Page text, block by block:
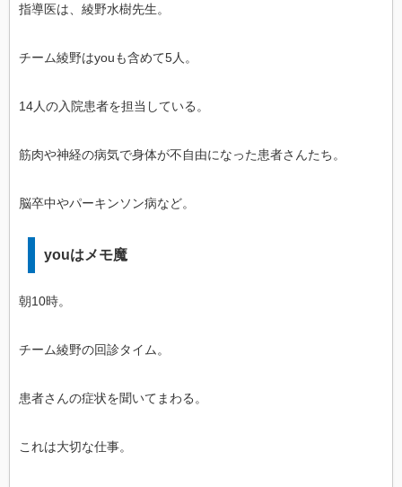
指導医は、綾野水樹先生。
チーム綾野はyouも含めて5人。
14人の入院患者を担当している。
筋肉や神経の病気で身体が不自由になった患者さんたち。
脳卒中やパーキンソン病など。
youはメモ魔
朝10時。
チーム綾野の回診タイム。
患者さんの症状を聞いてまわる。
これは大切な仕事。